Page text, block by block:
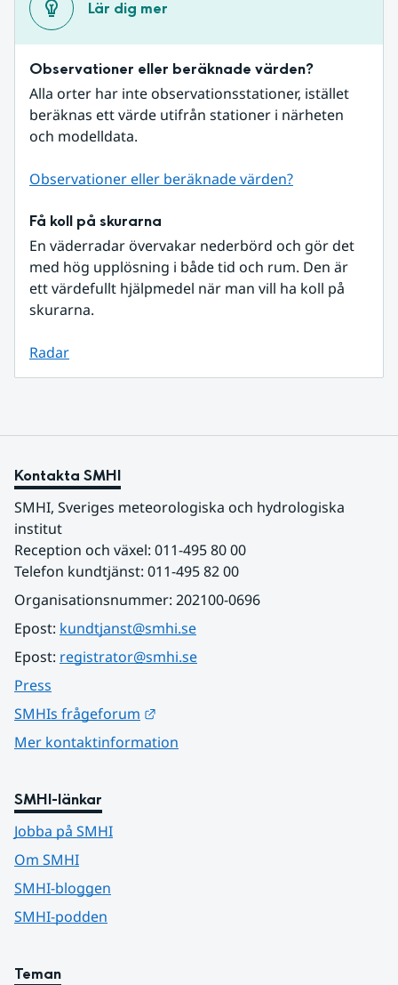
Lär dig mer
Observationer eller beräknade värden?
Alla orter har inte observationsstationer, istället
beräknas ett värde utifrån stationer i närheten
och modelldata.
Observationer eller beräknade värden?
Få koll på skurarna
En väderradar övervakar nederbörd och gör det
med hög upplösning i både tid och rum. Den är
ett värdefullt hjälpmedel när man vill ha koll på
skurarna.
Radar
Kontakta SMHI
SMHI, Sveriges meteorologiska och hydrologiska
institut
Reception och växel: 011-495 80 00
Telefon kundtjänst: 011-495 82 00
Organisationsnummer: 202100-0696
Epost: kundtjanst@smhi.se
Epost: registrator@smhi.se
Press
SMHIs frågeforum
Mer kontaktinformation
SMHI-länkar
Jobba på SMHI
Om SMHI
SMHI-bloggen
SMHI-podden
Teman